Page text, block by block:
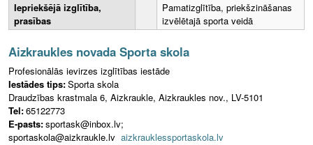
Iepriekšējā izglītība,
prasības
Pamatizglītība, priekšzināšanas
izvēlētajā sporta veidā
Aizkraukles novada Sporta skola
Profesionālās ievirzes izglītības iestāde
Iestādes tips:Sporta skola
Draudzības krastmala 6, Aizkraukle, Aizkraukles nov., LV-5101
Tel:65122773
E-pasts:sportask@inbox.lv;
sportaskola@aizkraukle.lv aizkrauklessportaskola.lv